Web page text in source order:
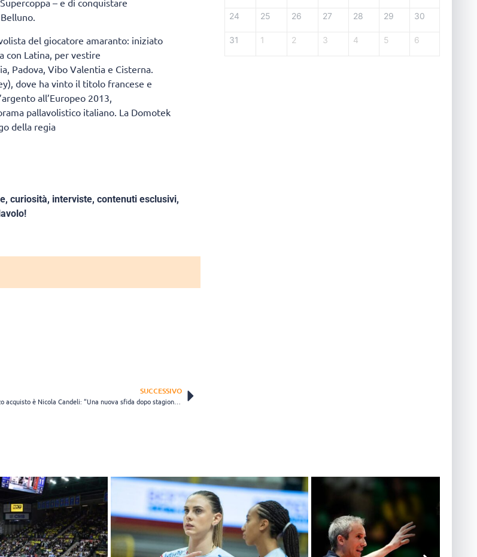
– e di conquistare
del giocatore amaranto: iniziato
con Latina, per vestire
Padova, Vibo Valentia e Cisterna.
dove ha vinto il titolo francese e
all’Europeo 2013,
pallavolistico italiano. La Domotek
della regia
curiosità, interviste, contenuti esclusivi,
SUCCESSIVO
Pineto, il terzo acquisto è Nicola Candeli: “Una nuova sfida dopo stagioni difficili”
24 25 26 27 28 29 30
31 1 2 3 4 5 6